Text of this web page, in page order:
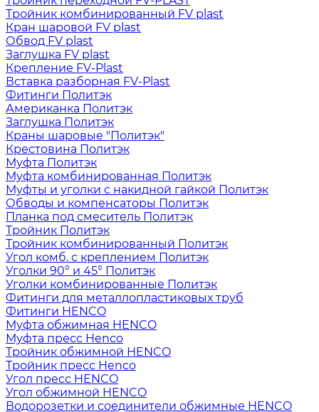
Тройник комбинированный FV plast
Кран шаровой FV plast
Обвод FV plast
Заглушка FV plast
Крепление FV-Plast
Вставка разборная FV-Plast
Фитинги Политэк
Американка Политэк
Заглушка Политэк
Краны шаровые "Политэк"
Крестовина Политэк
Муфта Политэк
Муфта комбинированная Политэк
Муфты и уголки с накидной гайкой Политэк
Обводы и компенсаторы Политэк
Планка под смеситель Политэк
Тройник Политэк
Тройник комбинированный Политэк
Угол комб. с креплением Политэк
Уголки 90° и 45° Политэк
Уголки комбинированные Политэк
Фитинги для металлопластиковых труб
Фитинги HENCO
Муфта обжимная HENCO
Муфта пресс Henco
Тройник обжимной HENCO
Тройник пресс Henco
Угол пресс HENCO
Угол обжимной HENCO
Водорозетки и соединители обжимные HENCO